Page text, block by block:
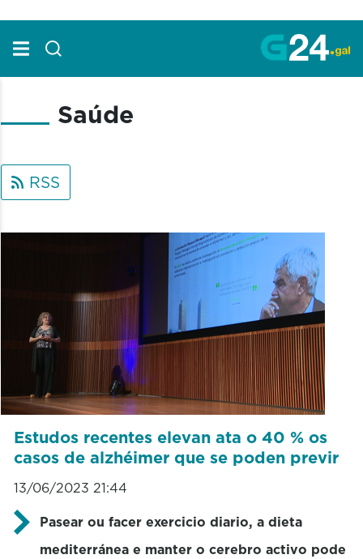
Saúde
RSS
Estudos recentes elevan ata o 40 % os
casos de alzhéimer que se poden previr
13/06/2023 21:44
Pasear ou facer exercicio diario, a dieta
mediterránea e manter o cerebro activo pode